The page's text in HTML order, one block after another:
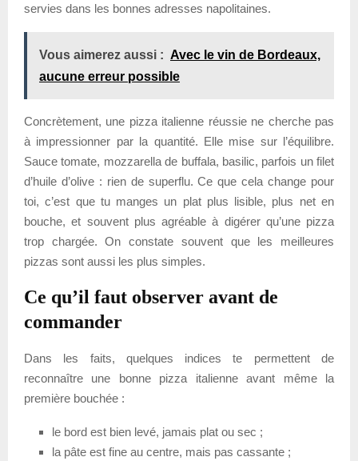
servies dans les bonnes adresses napolitaines.
Vous aimerez aussi : Avec le vin de Bordeaux,
aucune erreur possible
Concrètement, une pizza italienne réussie ne cherche pas
à impressionner par la quantité. Elle mise sur l’équilibre.
Sauce tomate, mozzarella de buffala, basilic, parfois un filet
d’huile d’olive : rien de superflu. Ce que cela change pour
toi, c’est que tu manges un plat plus lisible, plus net en
bouche, et souvent plus agréable à digérer qu’une pizza
trop chargée. On constate souvent que les meilleures
pizzas sont aussi les plus simples.
Ce qu’il faut observer avant de
commander
Dans les faits, quelques indices te permettent de
reconnaître une bonne pizza italienne avant même la
première bouchée :
le bord est bien levé, jamais plat ou sec ;
la pâte est fine au centre, mais pas cassante ;